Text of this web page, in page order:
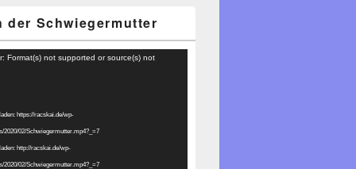
der Schwiegermutter
Format(s) not supported or source(s) not
https://racskai.de/wp-
2020/02/Schwiegermutter.mp4?_=7
http://racskai.de/wp-
2020/02/Schwiegermutter.mp4?_=7